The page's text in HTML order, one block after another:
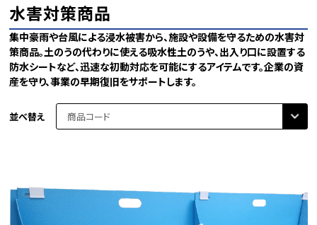
水害対策商品
集中豪雨や台風による浸水被害から、施設や設備を守るための水害対
策商品。土のうの代わりに使える吸水性土のうや、出入り口に設置する
防水シートなど、迅速な初動対応を可能にするアイテムです。企業の資
産を守り、事業の早期復旧をサポートします。
並べ替え